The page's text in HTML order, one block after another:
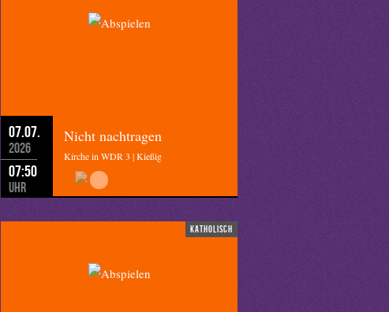
07.07.
2026
07:50
Uhr
Nicht nachtragen
Kirche in WDR 3 | Kießig
katholisch